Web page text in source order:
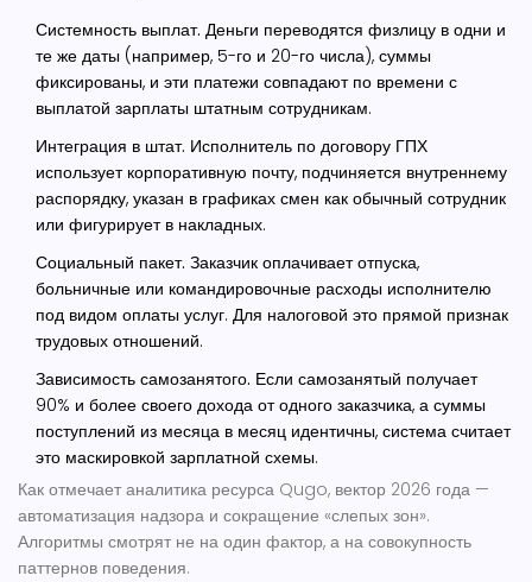
Системность выплат. Деньги переводятся физлицу в одни и
те же даты (например, 5-го и 20-го числа), суммы
фиксированы, и эти платежи совпадают по времени с
выплатой зарплаты штатным сотрудникам.
Интеграция в штат. Исполнитель по договору ГПХ
использует корпоративную почту, подчиняется внутреннему
распорядку, указан в графиках смен как обычный сотрудник
или фигурирует в накладных.
Социальный пакет. Заказчик оплачивает отпуска,
больничные или командировочные расходы исполнителю
под видом оплаты услуг. Для налоговой это прямой признак
трудовых отношений.
Зависимость самозанятого. Если самозанятый получает
90% и более своего дохода от одного заказчика, а суммы
поступлений из месяца в месяц идентичны, система считает
это маскировкой зарплатной схемы.
Как отмечает аналитика ресурса Qugo, вектор 2026 года —
автоматизация надзора и сокращение «слепых зон».
Алгоритмы смотрят не на один фактор, а на совокупность
паттернов поведения.